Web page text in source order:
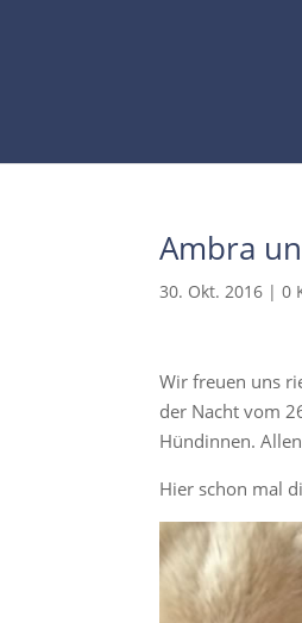
Ambra
30. Okt. 2016 |0
Wir freuen uns
der Nacht vom
Hündinnen.
Hier schon mal